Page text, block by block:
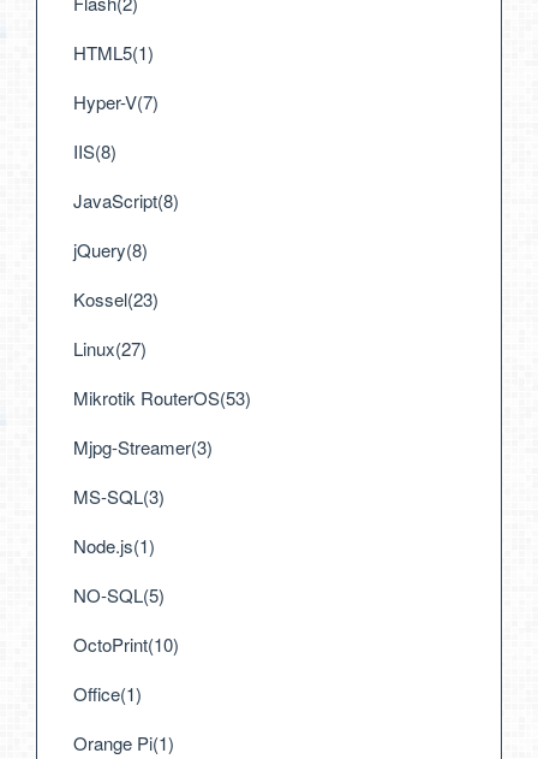
HTML5(1)
Hyper-V(7)
IIS(8)
JavaScript(8)
jQuery(8)
Kossel(23)
Linux(27)
Mikrotik RouterOS(53)
Mjpg-Streamer(3)
MS-SQL(3)
Node.js(1)
NO-SQL(5)
OctoPrint(10)
Office(1)
Orange Pi(1)